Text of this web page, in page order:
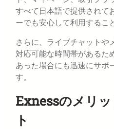
すべて日本語で提供されて
ーでも安心して利用するこ
さらに、ライブチャットや
対応可能な時間帯があるた
あった場合にも迅速にサポ
す。
Exnessのメリ
ト